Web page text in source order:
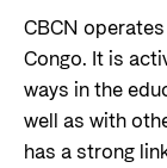
Viktige
Norads
Presse og
Logo
Postjournal
CBCN
Congo. It is
ways in the
well as with
has a strong